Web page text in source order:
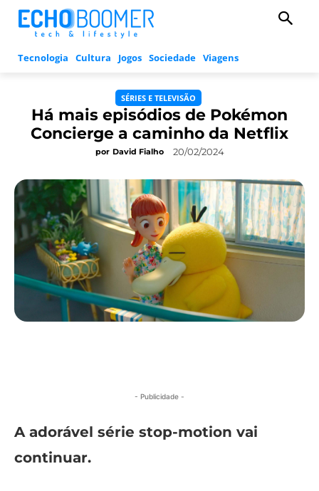
Tecnologia Cultura Jogos Sociedade Viagens
SÉRIES E TELEVISÃO
Há mais episódios de Pokémon
Concierge a caminho da Netflix
por David Fialho 20/02/2024
- Publicidade -
A adorável série stop-motion vai
continuar.